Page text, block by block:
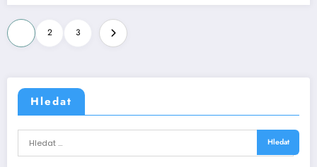
Stránkování
příspěvků
2 3
Hledat